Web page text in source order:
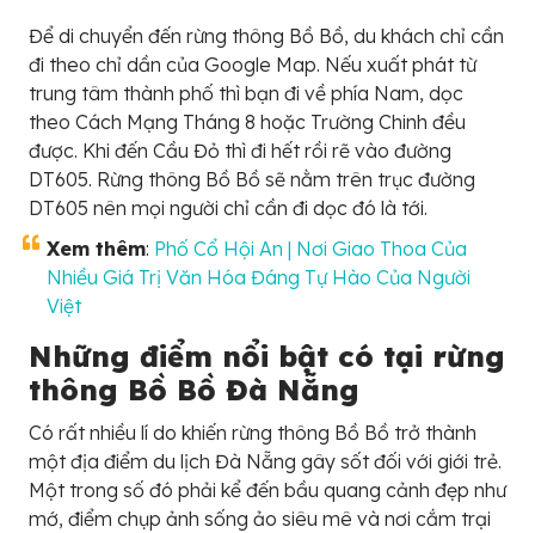
Để di chuyển đến rừng thông Bồ Bồ, du khách chỉ cần
đi theo chỉ dần của Google Map. Nếu xuất phát từ
trung tâm thành phố thì bạn đi về phía Nam, dọc
theo Cách Mạng Tháng 8 hoặc Trường Chinh đều
được. Khi đến Cầu Đỏ thì đi hết rồi rẽ vào đường
DT605. Rừng thông Bồ Bồ sẽ nằm trên trục đường
DT605 nên mọi người chỉ cần đi dọc đó là tới.
Xem thêm: Phố Cổ Hội An | Nơi Giao Thoa Của
Nhiều Giá Trị Văn Hóa Đáng Tự Hào Của Người
Việt
Những điểm nổi bật có tại rừng
thông Bồ Bồ Đà Nẵng
Có rất nhiều lí do khiến rừng thông Bồ Bồ trở thành
một địa điểm du lịch Đà Nẵng gây sốt đối với giới trẻ.
Một trong số đó phải kể đến bầu quang cảnh đẹp như
mớ, điểm chụp ảnh sống ảo siêu mê và nơi cắm trại